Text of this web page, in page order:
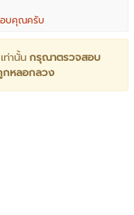
อบคุณครับ
ท่านั้น กรุณาตรวจสอบ
กหลอกลวง